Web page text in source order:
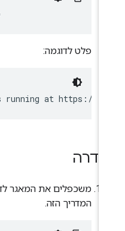
פלט לדוגמה:
משכפלים את המאגר
המדריך הזה.